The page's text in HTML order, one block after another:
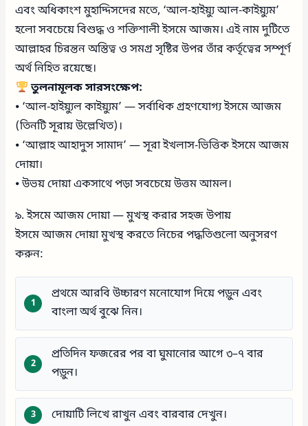
এবং অধিকাংশ মুহাদ্দিসদের মতে, ‘আল-হাইয়্যু আল-কাইয়্যুম’
হলো সবচেয়ে বিশুদ্ধ ও শক্তিশালী ইসমে আজম। এই নাম দুটিতে
আল্লাহর চিরন্তন অস্তিত্ব ও সমগ্র সৃষ্টির উপর তাঁর কর্তৃত্বের সম্পূর্ণ
অর্থ নিহিত রয়েছে।
তুলনামূলক সারসংক্ষেপ:
⦁ ‘আল-হাইয়্যুল কাইয়্যুম’ — সর্বাধিক গ্রহণযোগ্য ইসমে আজম
(তিনটি সূরায় উল্লেখিত)।
⦁ ‘আল্লাহ আহাদুস সামাদ’ — সূরা ইখলাস-ভিত্তিক ইসমে আজম
দোয়া।
⦁ উভয় দোয়া একসাথে পড়া সবচেয়ে উত্তম আমল।
৯. ইসমে আজম দোয়া — মুখস্থ করার সহজ উপায়
ইসমে আজম দোয়া মুখস্থ করতে নিচের পদ্ধতিগুলো অনুসরণ
করুন:
প্রথমে আরবি উচ্চারণ মনোযোগ দিয়ে পড়ুন এবং
বাংলা অর্থ বুঝে নিন।
প্রতিদিন ফজরের পর বা ঘুমানোর আগে ৩–৭ বার
পড়ুন।
দোয়াটি লিখে রাখুন এবং বারবার দেখুন।